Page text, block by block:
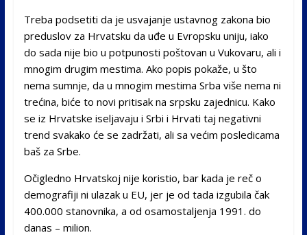
Treba podsetiti da je usvajanje ustavnog zakona bio
preduslov za Hrvatsku da uđe u Evropsku uniju, iako
do sada nije bio u potpunosti poštovan u Vukovaru, ali i
mnogim drugim mestima. Ako popis pokaže, u što
nema sumnje, da u mnogim mestima Srba više nema ni
trećina, biće to novi pritisak na srpsku zajednicu. Kako
se iz Hrvatske iseljavaju i Srbi i Hrvati taj negativni
trend svakako će se zadržati, ali sa većim posledicama
baš za Srbe.
Očigledno Hrvatskoj nije koristio, bar kada je reč o
demografiji ni ulazak u EU, jer je od tada izgubila čak
400.000 stanovnika, a od osamostaljenja 1991. do
danas – milion.